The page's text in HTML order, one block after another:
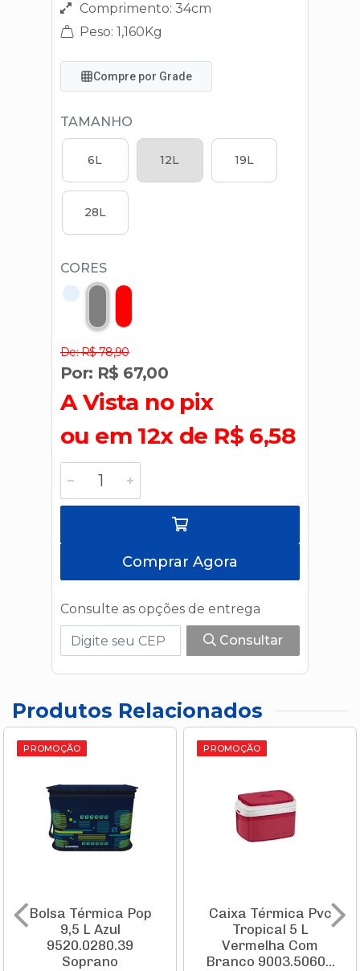
Comprimento: 34cm
Peso: 1,160Kg
Compre por Grade
TAMANHO
6L 12L 19L
28L
CORES
De: R$ 78,90
Por: R$ 67,00
A Vista no pix
ou em 12x de R$ 6,58
Comprar Agora
Consulte as opções de entrega
Consultar
Produtos Relacionados
PROMOÇÃO
Bolsa Térmica Pop
9,5 L Azul
9520.0280.39
Soprano
PROMOÇÃO
Caixa Térmica Pvc
Tropical 5 L
Vermelha Com
Branco 9003.5060...